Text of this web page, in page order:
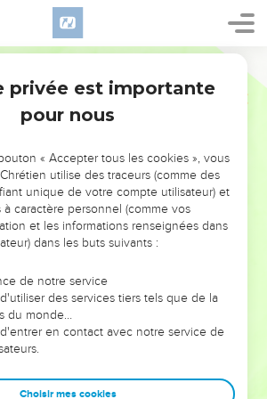
PAS L’ÉVÉNEMENT
DE L’ANNÉE !
POUVAIENT VOUS ÉVITER LES
VOTRES ?
Mais on voit moins les doutes, les erreurs
qu'ils ont traversés, alors même que ce
elles qui les ont façonnés.
leaders, entrepreneurs, et responsables
plus de sagesse afin que leurs erreurs
privée est importante
pour nous
« Accepter tous les cookies », vous
utilise des traceurs (comme des
unique de votre compte utilisateur) et
caractère personnel (comme vos
et les informations renseignées dans
dans les buts suivants :
de notre service
des services tiers tels que de la
du monde…
en contact avec notre service de
Choisir mes cookies